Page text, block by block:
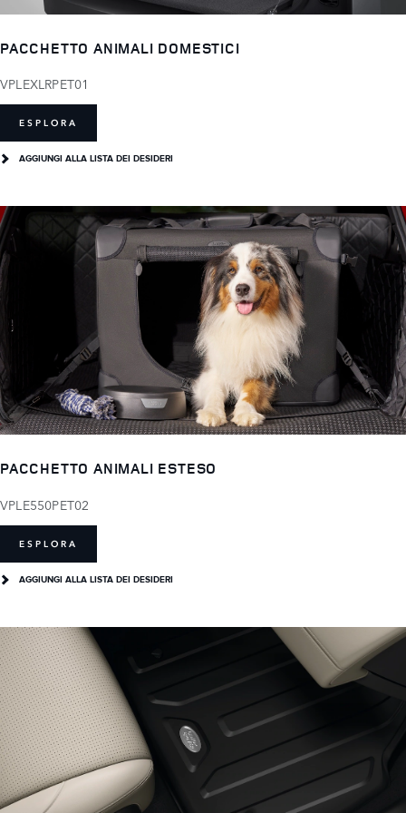
PACCHETTO ANIMALI DOMESTICI
VPLEXLRPET01
ESPLORA
AGGIUNGI ALLA LISTA DEI DESIDERI
PACCHETTO ANIMALI ESTESO
VPLE550PET02
ESPLORA
AGGIUNGI ALLA LISTA DEI DESIDERI